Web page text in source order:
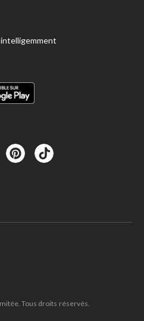
intelligemment
Tous droits réservés.